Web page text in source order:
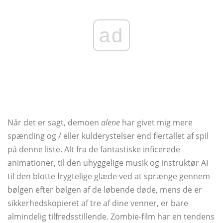
ad
Når det er sagt, demoen alene har givet mig mere
spænding og / eller kulderystelser end flertallet af spil
på denne liste. Alt fra de fantastiske inficerede
animationer, til den uhyggelige musik og instruktør AI
til den blotte frygtelige glæde ved at sprænge gennem
bølgen efter bølgen af ​​de løbende døde, mens de er
sikkerhedskopieret af tre af dine venner, er bare
almindelig tilfredsstillende. Zombie-film har en tendens